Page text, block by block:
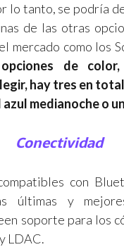
lo tanto, se podría
de las otras
mercado como los
de
hay tres en
azul medianoche o
Conectividad
con
últimas y
soporte para los
LDAC.